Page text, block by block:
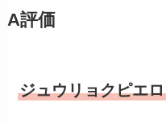
A評価
ジュウリョクピエロ